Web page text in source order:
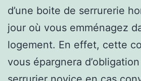
d’une boite de serrurerie
jour où vous emménagez
logement. En effet, cette
vous épargnera